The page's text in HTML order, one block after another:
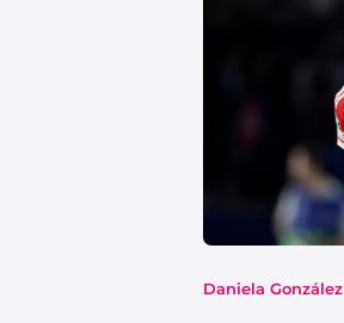
Daniela González